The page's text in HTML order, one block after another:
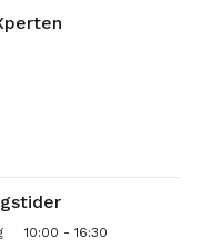
10:00 - 16:30